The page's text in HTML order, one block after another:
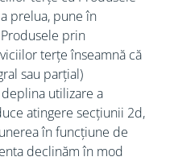
prelua, pune în
prin
terțe înseamnă că
sau parțial)
utilizare a
atingere secțiunii 2d,
în funcțiune de
declinăm în mod